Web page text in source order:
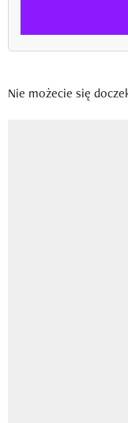
Nie możecie się